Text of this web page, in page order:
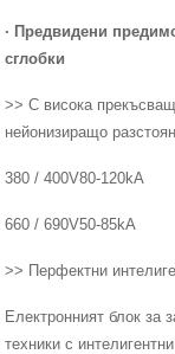
· Предвидени
сглобки
>> С висока
нейонизиращо
380 / 400V80-120kA
660 / 690V50-85kA
>> Перфектни
Електронният блок за
техники с